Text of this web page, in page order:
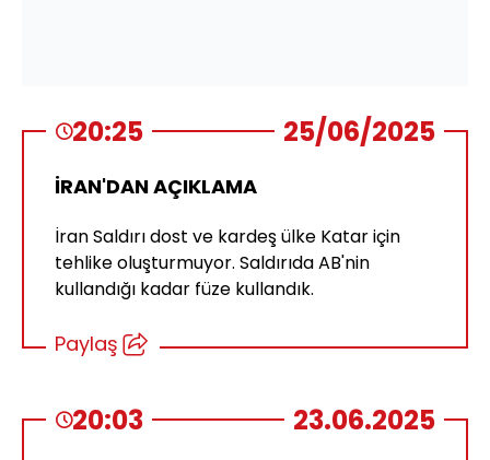
20:25 25/06/2025
İRAN'DAN AÇIKLAMA
İran Saldırı dost ve kardeş ülke Katar için
tehlike oluşturmuyor. Saldırıda AB'nin
kullandığı kadar füze kullandık.
Paylaş
20:03 23.06.2025